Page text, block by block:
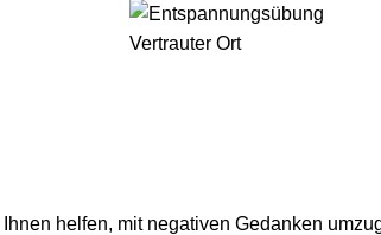
helfen, mit negativen Gedanken